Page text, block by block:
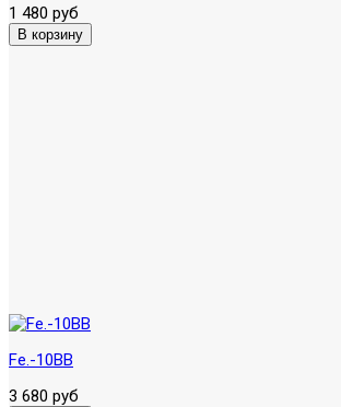
1 480 руб
Fe.-10BB
3 680 руб